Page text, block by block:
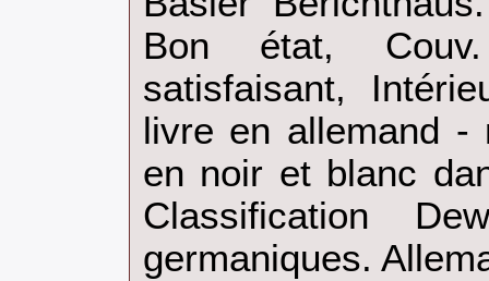
Bon état,
satisfaisant,
livre en allemand -
en noir et blanc
Classification
germaniques.